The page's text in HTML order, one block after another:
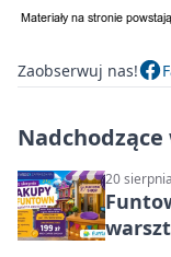
Zaobserwuj nas!
20